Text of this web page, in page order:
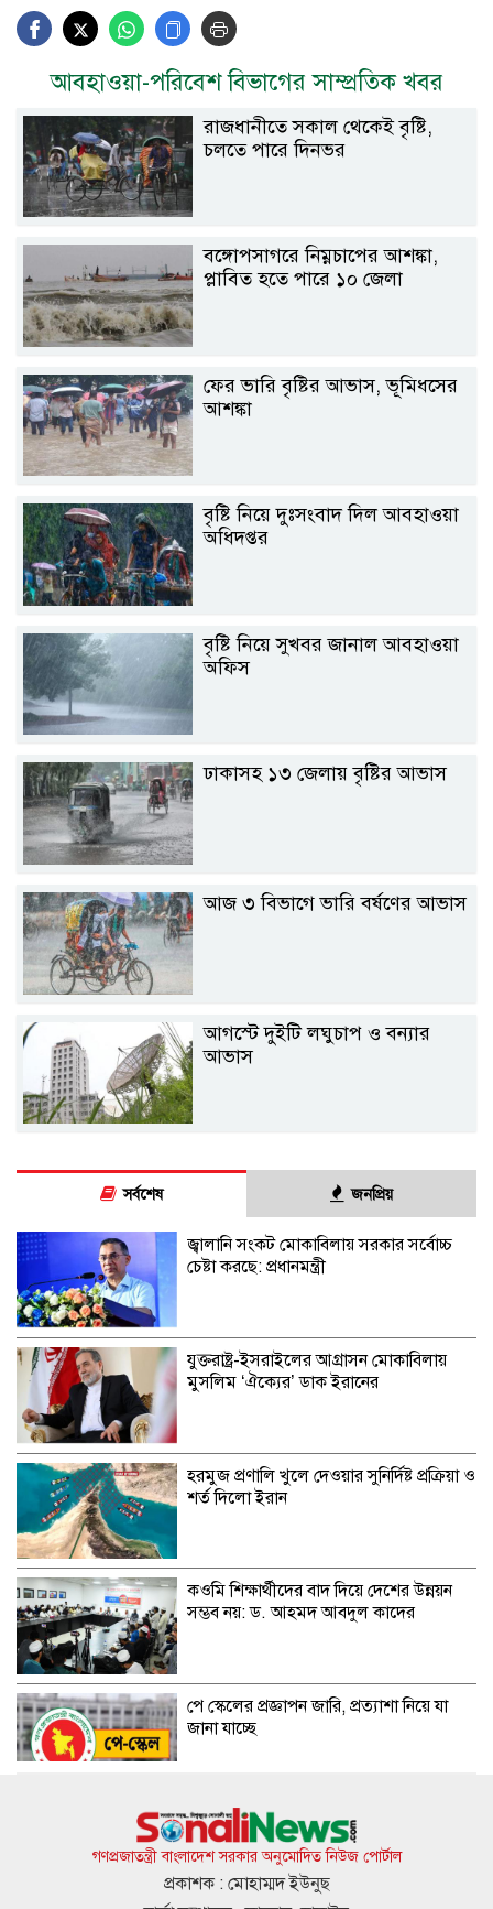
আবহাওয়া-পরিবেশ বিভাগের সাম্প্রতিক খবর
রাজধানীতে সকাল থেকেই বৃষ্টি,
চলতে পারে দিনভর
বঙ্গোপসাগরে নিম্নচাপের আশঙ্কা,
প্লাবিত হতে পারে ১০ জেলা
ফের ভারি বৃষ্টির আভাস, ভূমিধসের
আশঙ্কা
বৃষ্টি নিয়ে দুঃসংবাদ দিল আবহাওয়া
অধিদপ্তর
বৃষ্টি নিয়ে সুখবর জানাল আবহাওয়া
অফিস
ঢাকাসহ ১৩ জেলায় বৃষ্টির আভাস
আজ ৩ বিভাগে ভারি বর্ষণের আভাস
আগস্টে দুইটি লঘুচাপ ও বন্যার
আভাস
সর্বশেষ জনপ্রিয়
জ্বালানি সংকট মোকাবিলায় সরকার সর্বোচ্চ
চেষ্টা করছে: প্রধানমন্ত্রী
যুক্তরাষ্ট্র-ইসরাইলের আগ্রাসন মোকাবিলায়
মুসলিম ‘ঐক্যের’ ডাক ইরানের
হরমুজ প্রণালি খুলে দেওয়ার সুনির্দিষ্ট প্রক্রিয়া ও
শর্ত দিলো ইরান
কওমি শিক্ষার্থীদের বাদ দিয়ে দেশের উন্নয়ন
সম্ভব নয়: ড. আহমদ আবদুল কাদের
পে স্কেলের প্রজ্ঞাপন জারি, প্রত্যাশা নিয়ে যা
জানা যাচ্ছে
আত্মঘাতী বোমা হামলায় মেসিকে উড়িয়ে
দেওয়ার হুমকি
গণপ্রজাতন্ত্রী বাংলাদেশ সরকার অনুমোদিত নিউজ পোর্টাল
প্রকাশক : মোহাম্মদ ইউনুছ